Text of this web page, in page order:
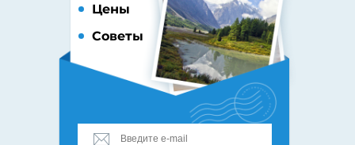
Цены
Советы